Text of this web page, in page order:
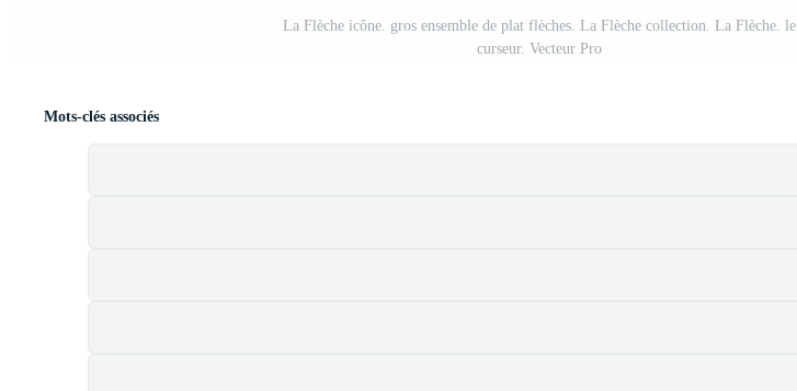
La Flèche icône. gros ensemble de plat flèches. La Flèche collection. La Flèche. le
curseur. Vecteur Pro
Mots-clés associés